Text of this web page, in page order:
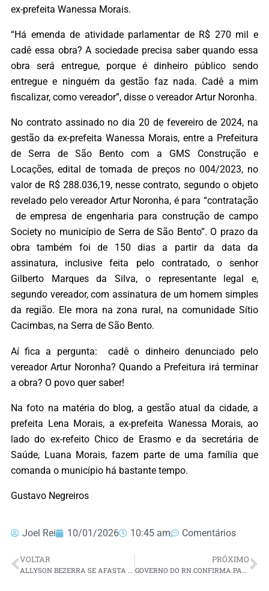
ex-prefeita Wanessa Morais.
“Há emenda de atividade parlamentar de R$ 270 mil e
cadê essa obra? A sociedade precisa saber quando essa
obra será entregue, porque é dinheiro público sendo
entregue e ninguém da gestão faz nada. Cadê a mim
fiscalizar, como vereador”, disse o vereador Artur Noronha.
No contrato assinado no dia 20 de fevereiro de 2024, na
gestão da ex-prefeita Wanessa Morais, entre a Prefeitura
de Serra de São Bento com a GMS Construção e
Locações, edital de tomada de preços no 004/2023, no
valor de R$ 288.036,19, nesse contrato, segundo o objeto
revelado pelo vereador Artur Noronha, é para “contratação
de empresa de engenharia para construção de campo
Society no município de Serra de São Bento”. O prazo da
obra também foi de 150 dias a partir da data da
assinatura, inclusive feita pelo contratado, o senhor
Gilberto Marques da Silva, o representante legal e,
segundo vereador, com assinatura de um homem simples
da região. Ele mora na zona rural, na comunidade Sítio
Cacimbas, na Serra de São Bento.
Aí fica a pergunta: cadê o dinheiro denunciado pelo
vereador Artur Noronha? Quando a Prefeitura irá terminar
a obra? O povo quer saber!
Na foto na matéria do blog, a gestão atual da cidade, a
prefeita Lena Morais, a ex-prefeita Wanessa Morais, ao
lado do ex-refeito Chico de Erasmo e da secretária de
Saúde, Luana Morais, fazem parte de uma família que
comanda o município há bastante tempo.
Gustavo Negreiros
Joel Rei 10/01/2026 10:45 am Comentários
VOLTAR
ALLYSON BEZERRA SE AFASTA DA POLARIZAÇÃO, AFRIMA QUE É DO ‘TIME QUE RESOLVE’ E ANTECIPA TOM ELEITORAL
PRÓXIMO
GOVERNO DO RN CONFIRMA PAGAMENTO DO 13º PARA PARTE DOS INATIVOS E ANUNCIA CONCLUSÃO PARA SEGUNDA